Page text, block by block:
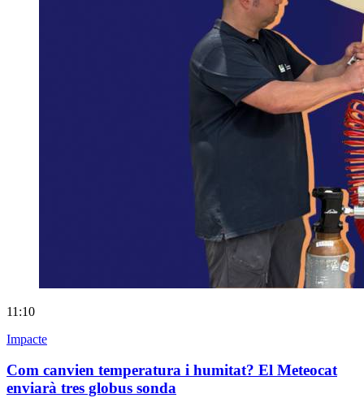
11:10
Impacte
Com canvien temperatura i humitat? El Meteocat
enviarà tres globus sonda